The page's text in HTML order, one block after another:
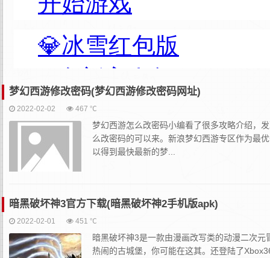
梦幻西游修改密码(梦幻西游修改密码网址)
2022-02-02 467 ℃
梦幻西游怎么改密码小编看了很多攻略介绍，
么改密码的可以来。新浪梦幻西游专区作为最
以得到最快最新的梦...
暗黑破坏神3官方下载(暗黑破坏神2手机版apk)
2022-02-01 451 ℃
暗黑破坏神3是一款由漫画改写类的动漫二次
热闹的古城堡，你可能在这其。还登陆了